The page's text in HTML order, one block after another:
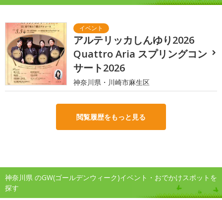
アルテリッカしんゆり2026
Quattro Aria スプリングコン
サート2026
神奈川県・川崎市麻生区
閲覧履歴をもっと見る
神奈川県 のGW(ゴールデンウィーク)イベント・おでかけスポットを
探す